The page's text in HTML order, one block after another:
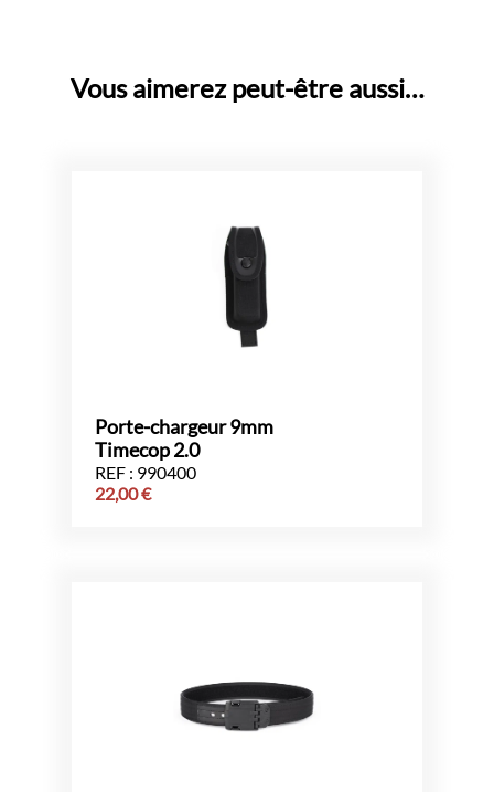
Vous aimerez peut-être aussi…
Porte-chargeur 9mm
Timecop 2.0
REF : 990400
22,00€